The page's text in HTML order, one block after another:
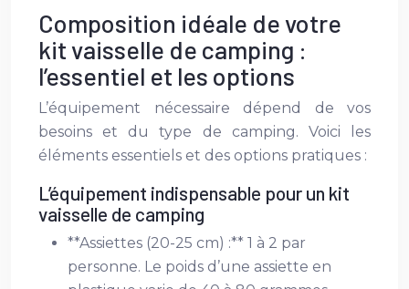
Composition idéale de votre
kit vaisselle de camping :
l’essentiel et les options
L’équipement nécessaire dépend de vos
besoins et du type de camping. Voici les
éléments essentiels et des options pratiques :
L’équipement indispensable pour un kit
vaisselle de camping
**Assiettes (20-25 cm) :** 1 à 2 par
personne. Le poids d’une assiette en